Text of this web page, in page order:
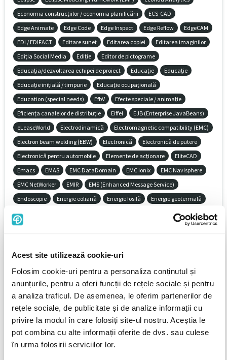
Acest site utilizează cookie-uri
Folosim cookie-uri pentru a personaliza conținutul și
anunțurile, pentru a oferi funcții de rețele sociale și pentru
a analiza traficul. De asemenea, le oferim partenerilor de
rețele sociale, de publicitate și de analize informații cu
privire la modul în care folosiți site-ul nostru. Aceștia le
pot combina cu alte informații oferite de dvs. sau culese
în urma folosirii serviciilor lor.
Economia construcțiilor / economia planificării
ECS-CAD
Edge Animate
Edge Code Edge Inspect Edge Reflow
EdgeCAM
EDI / EDIFACT
Editare sunet Editarea copiei
Editarea imaginilor
Ediția Social Media
Ediție
Editor de pictograme
Educația/dezvoltarea echipei de proiect
Educație
Educație
Educație inițială / timpurie
Educație ocupațională
Education (special needs)
EfbV
Efecte speciale / animație
Eficiența canalelor de distribuție
Eiffel
EJB (Enterprise JavaBeans)
eLeaseWorld
Electrodinamică
Electromagnetic compatibility (EMC)
Electron beam welding (EBW)
Electronică
Electronică de putere
Electronică pentru automobile
Elemente de acționare
EliteCAD
Emacs
EMAS EMC DataDomain EMC Ionix
EMC Navisphere
EMC NetWorker
EMIR
EMS (Enhanced Message Service)
Endoscopie
Energie eoliană Energie fosilă
Energie geotermală
Energie hidroelectrică
EnergyBus
Engineering data management (EDM)
Enovia (Dassault Systèmes)
Enterprise project management (EPM)
Entity Framework
Environmental technology (envirotech)
EOS.IO
EPC (Evolved Packet Core)
EPLAN Ergoterapie ESET
Esprit
ETH Oberon
Ethernet Etica corporatistă ETL
Eurex
European foundation for quality management (EFQM)
Evaluarea afacerii
Evaluarea de mediu
Evaluarea furnizorilor
Evaluarea infracțiunilor de afaceri